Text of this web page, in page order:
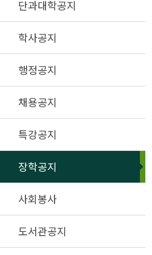
단과대학공지
학사공지
행정공지
채용공지
특강공지
장학공지
사회봉사
도서관공지